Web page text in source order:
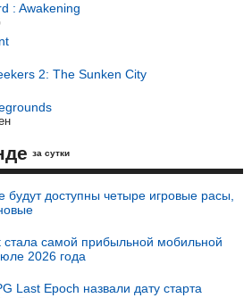
: Awakening
2: The Sunken City
за сутки
будут доступны четыре игровые расы,
стала самой прибыльной мобильной
2026 года
Last Epoch назвали дату старта